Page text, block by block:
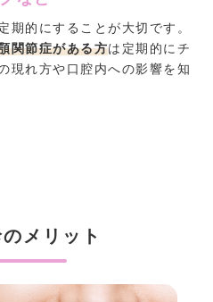
期的にすることが大切です。
関節症がある方は定期的にチ
現れ方や口腔内への影響を知
メリット